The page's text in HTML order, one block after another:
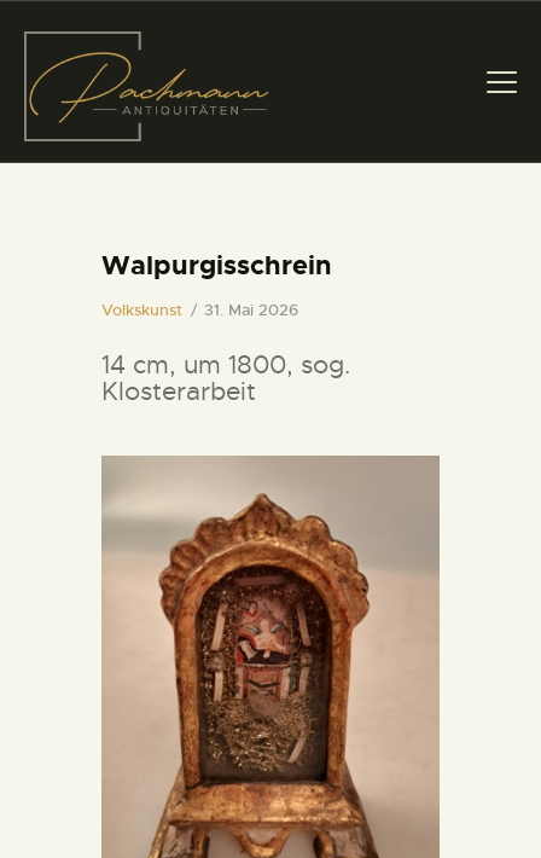
START
AKTUELL
ÜBER UNS
KONTAKT
Walpurgisschrein
Volkskunst 31. Mai 2026
14 cm, um 1800, sog.
Klosterarbeit